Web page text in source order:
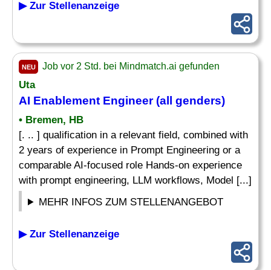
▶ Zur Stellenanzeige
NEU Job vor 2 Std. bei Mindmatch.ai gefunden
Uta
AI Enablement Engineer (all genders)
• Bremen, HB
[. .. ] qualification in a relevant field, combined with
2 years of experience in Prompt Engineering or a
comparable AI-focused role Hands-on experience
with prompt engineering, LLM workflows, Model [...]
MEHR INFOS ZUM STELLENANGEBOT
▶ Zur Stellenanzeige